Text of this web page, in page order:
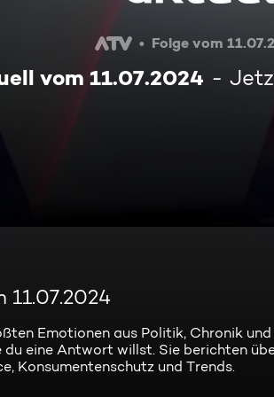
Folge vom
vom 11.07.2024
11.07.2024
Emotionen aus Politik, Chronik
eine Antwort willst. Sie berichten
Konsumentenschutz und Trends.